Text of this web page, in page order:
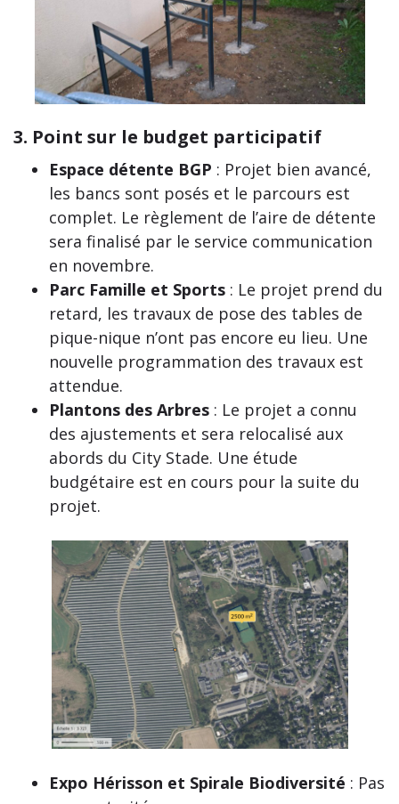
3. Point sur le budget participatif
Espace détente BGP : Projet bien avancé,
les bancs sont posés et le parcours est
complet. Le règlement de l’aire de détente
sera finalisé par le service communication
en novembre.
Parc Famille et Sports : Le projet prend du
retard, les travaux de pose des tables de
pique-nique n’ont pas encore eu lieu. Une
nouvelle programmation des travaux est
attendue.
Plantons des Arbres : Le projet a connu
des ajustements et sera relocalisé aux
abords du City Stade. Une étude
budgétaire est en cours pour la suite du
projet.
Expo Hérisson et Spirale Biodiversité : Pas